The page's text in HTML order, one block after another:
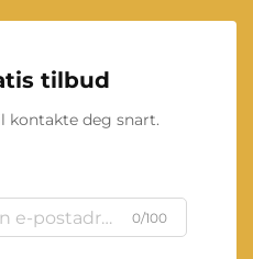
tilbud
kontakte deg snart.
0/100